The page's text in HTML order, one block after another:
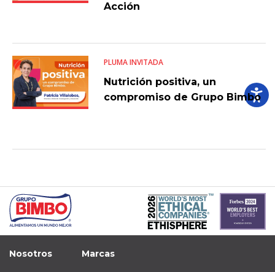
Acción
PLUMA INVITADA
Nutrición positiva, un
compromiso de Grupo Bimbo
Nosotros Marcas